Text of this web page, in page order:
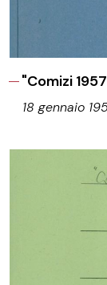
"Comizi
18 gennaio